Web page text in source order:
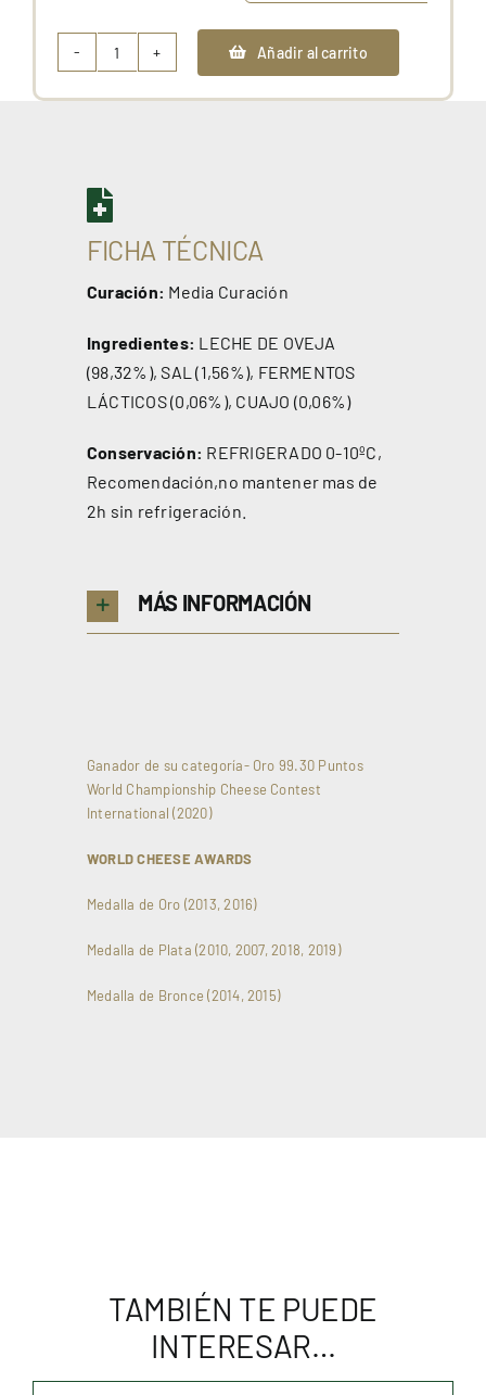
Queso
Semicurado
Añadir al carrito
FICHA TÉCNICA
Curación: Media Curación
Ingredientes: LECHE DE OVEJA
(98,32%), SAL (1,56%), FERMENTOS
LÁCTICOS (0,06%), CUAJO (0,06%)
Conservación: REFRIGERADO 0-10ºC,
Recomendación,no mantener mas de
2h sin refrigeración.
MÁS INFORMACIÓN
Ganador de su categoría- Oro 99.30 Puntos
World Championship Cheese Contest
International (2020)
WORLD CHEESE AWARDS
Medalla de Oro (2013, 2016)
Medalla de Plata (2010, 2007, 2018, 2019)
Medalla de Bronce (2014, 2015)
TAMBIÉN TE PUEDE
INTERESAR…